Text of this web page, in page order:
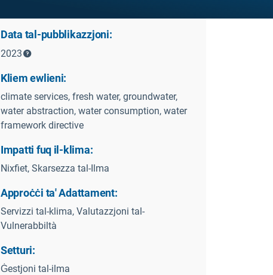
Data tal-pubblikazzjoni:
2023
Kliem ewlieni:
climate services, fresh water, groundwater,
water abstraction, water consumption, water
framework directive
Impatti fuq il-klima:
Nixfiet, Skarsezza tal-Ilma
Approċċi ta' Adattament:
Servizzi tal-klima, Valutazzjoni tal-
Vulnerabbiltà
Setturi:
Ġestjoni tal-ilma